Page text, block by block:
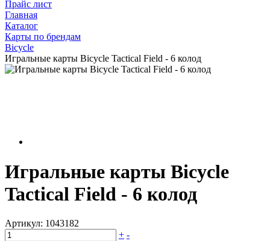
Прайс лист
Главная
Каталог
Карты по брендам
Bicycle
Игральные карты Bicycle Tactical Field - 6 колод
Игральные карты Bicycle
Tactical Field - 6 колод
Артикул: 1043182
+ -